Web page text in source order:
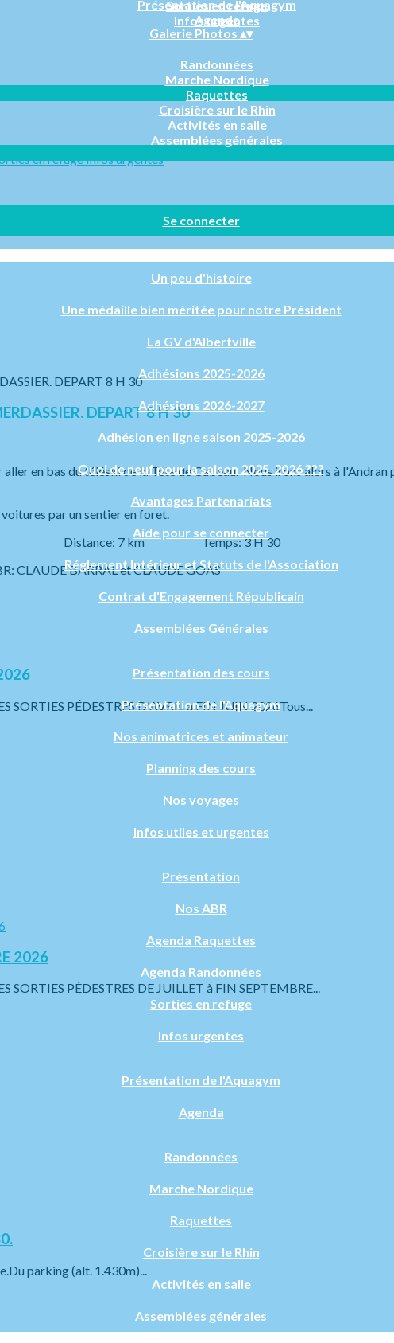
Sorties en refuge
Infos urgentes
Présentation de l'Aquagym
Agenda
Galerie Photos ▴▾
Randonnées
Marche Nordique
Raquettes
Croisière sur le Rhin
Activités en salle
Assemblées générales
Se connecter
Un peu d'histoire
Une médaille bien méritée pour notre Président
La GV d'Albertville
Adhésions 2025-2026
Adhésions 2026-2027
Adhésion en ligne saison 2025-2026
Quoi de neuf pour la saison 2025-2026 ???
Avantages Partenariats
Aide pour se connecter
Réglement Intérieur et Statuts de l'Association
Contrat d'Engagement Républicain
Assemblées Générales
Présentation des cours
Présentation de l'Aquagym
Nos animatrices et animateur
Planning des cours
Nos voyages
Infos utiles et urgentes
Présentation
Nos ABR
Agenda Raquettes
Agenda Randonnées
Sorties en refuge
Infos urgentes
Présentation de l'Aquagym
Agenda
Randonnées
Marche Nordique
Raquettes
Croisière sur le Rhin
Activités en salle
Assemblées générales
en refugeInfos urgentes
DEPART 8 H 30
en bas du téléski de la Tête de Cabeau. Nous irons alors à
par un sentier en foret.
Distance: 7 km Temps: 3 H 30
BARRAL et CLAUDE GOAS
PÉDESTRES D'AVRIL a FIN JUIN 2026Tous...
2026
PÉDESTRES DE JUILLET à FIN SEPTEMBRE...
parking (alt. 1.430m)...